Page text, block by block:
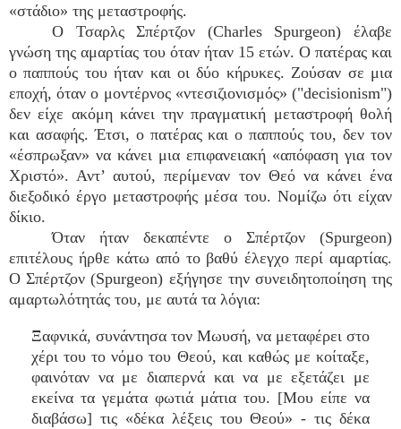
«στάδιο» της μεταστροφής.
Ο Τσαρλς Σπέρτζον (Charles Spurgeon) έλαβε
γνώση της αμαρτίας του όταν ήταν 15 ετών. Ο πατέρας και
ο παππούς του ήταν και οι δύο κήρυκες. Ζούσαν σε μια
εποχή, όταν ο μοντέρνος «ντεσιζιονισμός» ("decisionism")
δεν είχε ακόμη κάνει την πραγματική μεταστροφή θολή
και ασαφής. Έτσι, ο πατέρας και ο παππούς του, δεν τον
«έσπρωξαν» να κάνει μια επιφανειακή «απόφαση για τον
Χριστό». Αντ’ αυτού, περίμεναν τον Θεό να κάνει ένα
διεξοδικό έργο μεταστροφής μέσα του. Νομίζω ότι είχαν
δίκιο.
Όταν ήταν δεκαπέντε ο Σπέρτζον (Spurgeon)
επιτέλους ήρθε κάτω από το βαθύ έλεγχο περί αμαρτίας.
Ο Σπέρτζον (Spurgeon) εξήγησε την συνειδητοποίηση της
αμαρτωλότητάς του, με αυτά τα λόγια:
Ξαφνικά, συνάντησα τον Μωυσή, να μεταφέρει στο
χέρι του το νόμο του Θεού, και καθώς με κοίταξε,
φαινόταν να με διαπερνά και να με εξετάζει με
εκείνα τα γεμάτα φωτιά μάτια του. [Μου είπε να
διαβάσω] τις «δέκα λέξεις του Θεού» - τις δέκα